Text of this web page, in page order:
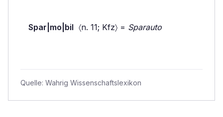
Spar|mo|bil 〈n. 11; Kfz〉 = Sparauto
Quelle: Wahrig Wissenschaftslexikon